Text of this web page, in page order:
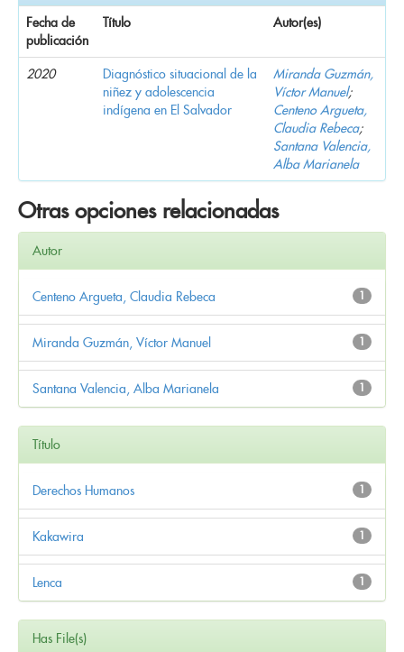
Fecha de
publicación
Título Autor(es)
2020
Diagnóstico situacional de la
niñez y adolescencia
indígena en El Salvador
Miranda Guzmán,
Víctor Manuel;
Centeno Argueta,
Claudia Rebeca;
Santana Valencia,
Alba Marianela
Otras opciones relacionadas
Autor
1
Centeno Argueta, Claudia Rebeca
1
Miranda Guzmán, Víctor Manuel
1
Santana Valencia, Alba Marianela
Título
1
Derechos Humanos
1
Kakawira
1
Lenca
Has File(s)